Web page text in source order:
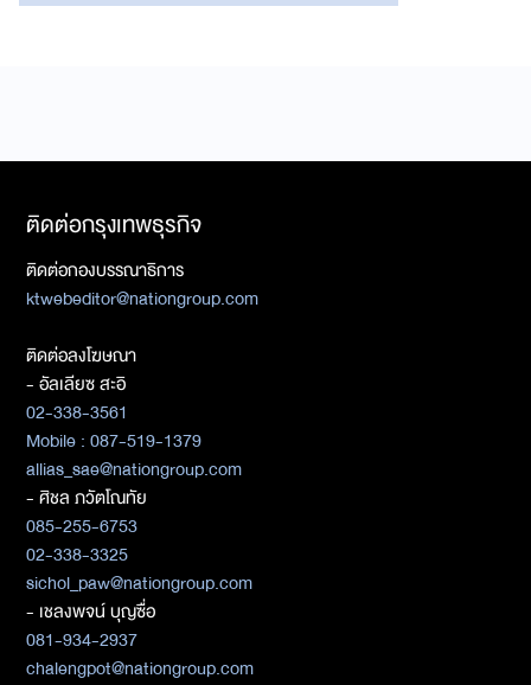
ติดต่อกรุงเทพธุรกิจ
ติดต่อกองบรรณาธิการ
ktwebeditor@nationgroup.com
ติดต่อลงโฆษณา
- อัลเลียซ สะอิ
02-338-3561
Mobile : 087-519-1379
allias_sae@nationgroup.com
- ศิชล ภวัตโณทัย
085-255-6753
02-338-3325
sichol_paw@nationgroup.com
- เชลงพจน์ บุญซื่อ
081-934-2937
chalengpot@nationgroup.com